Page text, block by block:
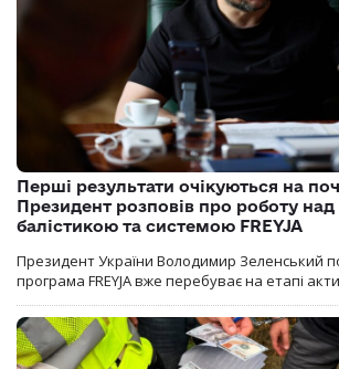
Перші результати очікуються на
Президент розповів про роботу над
балістикою та системою FREYJA
Президент України Володимир Зеленський
програма FREYJA вже перебуває на етапі